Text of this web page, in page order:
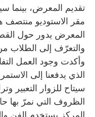
تقديم المعرض، بينما
مقر الاستوديو منتصف
المعرض يدور حول
والتعرّف إلى الطلاب
وأكدت وجود العمل
الذي يدفعنا إلى
سيتاح للزوار التعبير
الظروف التي نمرّ بها
المركز يستخدم الفن